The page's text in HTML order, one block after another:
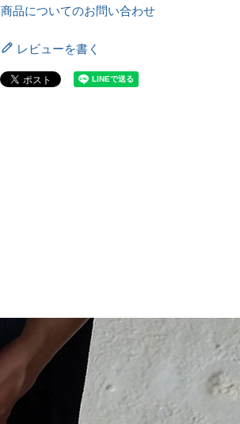
商品についてのお問い合わせ
レビューを書く